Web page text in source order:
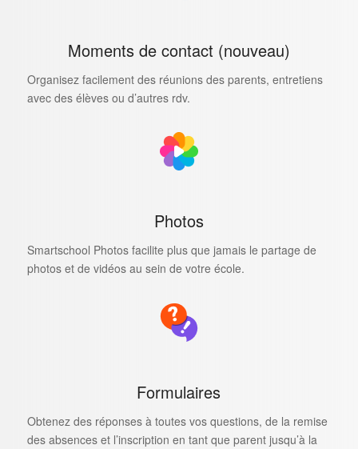
Moments de contact (nouveau)
Organisez facilement des réunions des parents, entretiens
avec des élèves ou d’autres rdv.
Photos
Smartschool Photos facilite plus que jamais le partage de
photos et de vidéos au sein de votre école.
Formulaires
Obtenez des réponses à toutes vos questions, de la remise
des absences et l’inscription en tant que parent jusqu’à la